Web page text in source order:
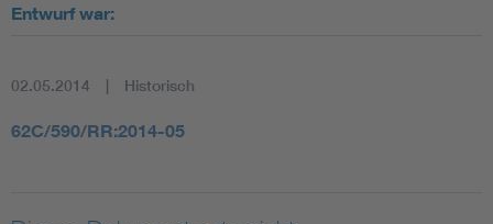
Entwurf war:
02.05.2014 Historisch
62C/590/RR:2014-05